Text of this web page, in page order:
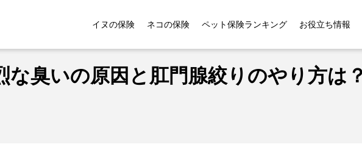
イヌの保険 ネコの保険 ペット保険ランキング お役立ち情報
猫のおしりが臭い！強烈な臭いの原因と肛門腺絞りのやり方は？
臭いの原因と肛門腺絞りのやり方は？